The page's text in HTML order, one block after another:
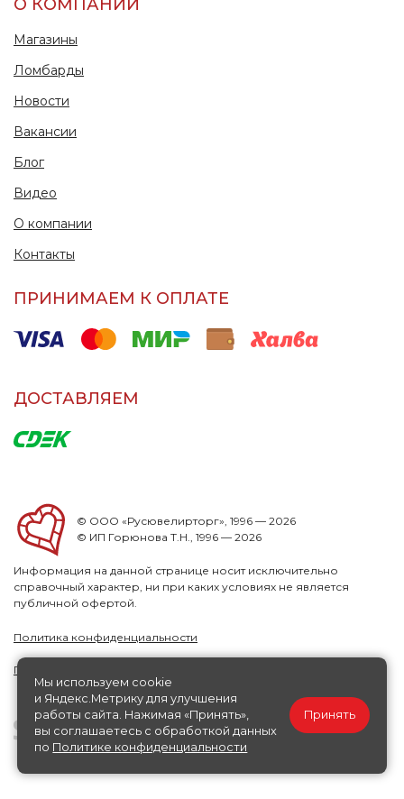
О КОМПАНИИ
Магазины
Ломбарды
Новости
Вакансии
Блог
Видео
О компании
Контакты
ПРИНИМАЕМ К ОПЛАТЕ
ДОСТАВЛЯЕМ
© ООО «Русювелирторг», 1996 — 2026
© ИП Горюнова Т.Н., 1996 — 2026
Информация на данной странице носит исключительно
справочный характер, ни при каких условиях не является
публичной офертой.
Политика конфиденциальности
Публичная офера
Мы используем cookie
и Яндекс.Метрику для улучшения
работы сайта. Нажимая «Принять»,
вы соглашаетесь с обработкой данных
по Политике конфиденциальности
Принять